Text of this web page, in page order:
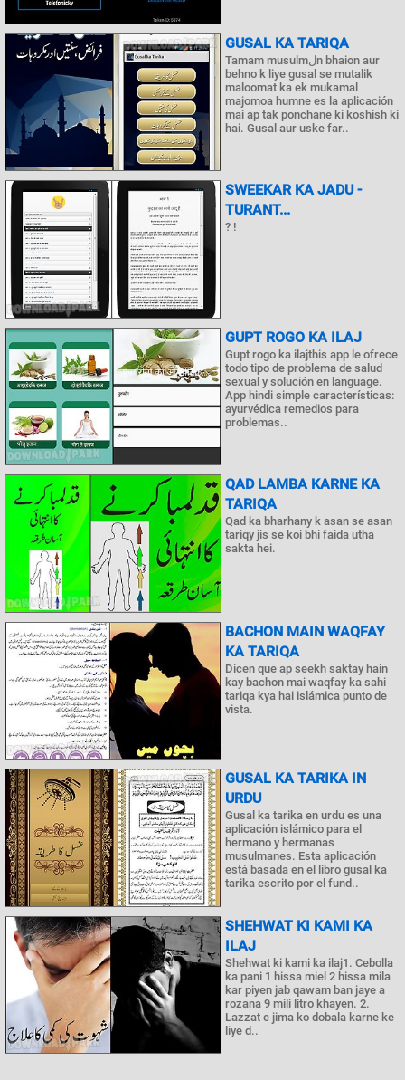
GUSAL KA TARIQA
Tamam musulmلn bhaion aur
behno k liye gusal se mutalik
maloomat ka ek mukamal
majomoa humne es la aplicación
mai ap tak ponchane ki koshish ki
hai. Gusal aur uske far..
SWEEKAR KA JADU -
TURANT...
? !
GUPT ROGO KA ILAJ
Gupt rogo ka ilajthis app le ofrece
todo tipo de problema de salud
sexual y solución en language.
App hindi simple características:
ayurvédica remedios para
problemas..
QAD LAMBA KARNE KA
TARIQA
Qad ka bharhany k asan se asan
tariqy jis se koi bhi faida utha
sakta hei.
BACHON MAIN WAQFAY
KA TARIQA
Dicen que ap seekh saktay hain
kay bachon mai waqfay ka sahi
tariqa kya hai islámica punto de
vista.
GUSAL KA TARIKA IN
URDU
Gusal ka tarika en urdu es una
aplicación islámico para el
hermano y hermanas
musulmanes. Esta aplicación
está basada en el libro gusal ka
tarika escrito por el fund..
SHEHWAT KI KAMI KA
ILAJ
Shehwat ki kami ka ilaj1. Cebolla
ka pani 1 hissa miel 2 hissa mila
kar piyen jab qawam ban jaye a
rozana 9 mili litro khayen. 2.
Lazzat e jima ko dobala karne ke
liye d..